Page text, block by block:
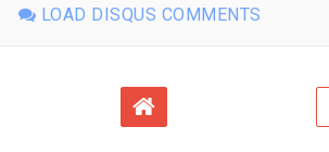
LOAD DISQUS COMMENTS